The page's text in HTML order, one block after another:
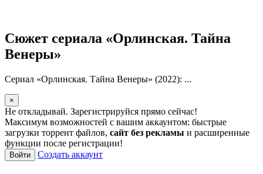
Сюжет сериала «Орлинская. Тайна
Венеры»
Сериал «Орлинская. Тайна Венеры» (2022): ...
×
Не откладывай. Зарегистрируйся прямо сейчас!
Максимум возможностей с вашим аккаунтом: быстрые
загрузки торрент файлов, сайт без рекламы и расширенные
функции после регистрации!
Войти Создать аккаунт